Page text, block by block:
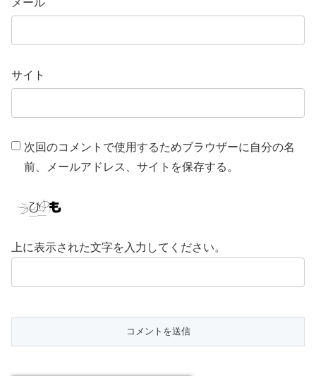
サイト
次回のコメントで使用するためブラウザーに自分の名
前、メールアドレス、サイトを保存する。
上に表示された文字を入力してください。